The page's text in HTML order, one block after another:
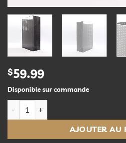
$59.99
Disponible sur commande
AJOUTER AU